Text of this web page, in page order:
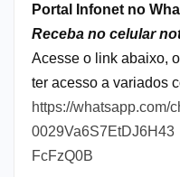
Portal Infonet no
Receba no celular
Acesse o link abaixo,
ter acesso a variados
https://whatsapp.com/
0029Va6S7EtDJ6H43
FcFzQ0B